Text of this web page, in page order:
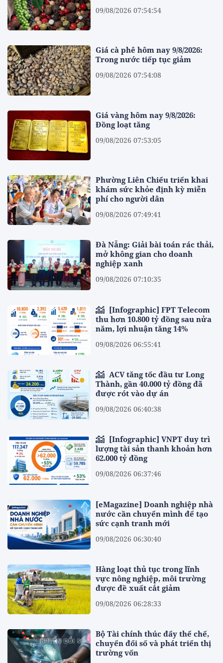
09/08/2026 07:54:54
Giá cà phê hôm nay 9/8/2026:
Trong nước tiếp tục giảm
09/08/2026 07:54:08
Giá vàng hôm nay 9/8/2026:
Đồng loạt tăng
09/08/2026 07:53:05
Phường Liên Chiểu triển khai
khám sức khỏe định kỳ miễn
phí cho người dân
09/08/2026 07:49:41
Đà Nẵng: Giải bài toán rác thải,
mở không gian cho doanh
nghiệp xanh
09/08/2026 07:10:35
thu hơn 10.800 tỷ đồng sau nửa
năm, lợi nhuận tăng 14%
09/08/2026 06:55:41
Thành, gần 40.000 tỷ đồng đã
được rót vào dự án
09/08/2026 06:40:38
lượng tài sản thanh khoản hơn
62.000 tỷ đồng
09/08/2026 06:37:46
[eMagazine] Doanh nghiệp nhà
nước cần chuyển mình để tạo
sức cạnh tranh mới
09/08/2026 06:30:40
Hàng loạt thủ tục trong lĩnh
vực nông nghiệp, môi trường
được đề xuất cắt giảm
09/08/2026 06:28:33
Bộ Tài chính thúc đẩy thể chế,
chuyển đổi số và phát triển thị
trường vốn